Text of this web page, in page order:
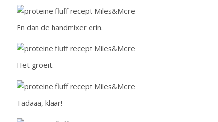
En dan de handmixer erin.
Het groeit.
Tadaaa, klaar!